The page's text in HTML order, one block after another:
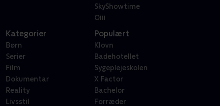
SkyShowtime
Oiii
Kategorier
Børn
Serier
Film
Dokumentar
Reality
Livsstil
Populært
Klovn
Badehotellet
Sygeplejeskolen
X Factor
Bachelor
Forræder